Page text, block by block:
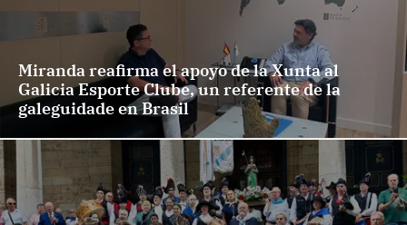
Miranda reafirma el apoyo de la Xunta al
Galicia Esporte Clube, un referente de la
galeguidade en Brasil